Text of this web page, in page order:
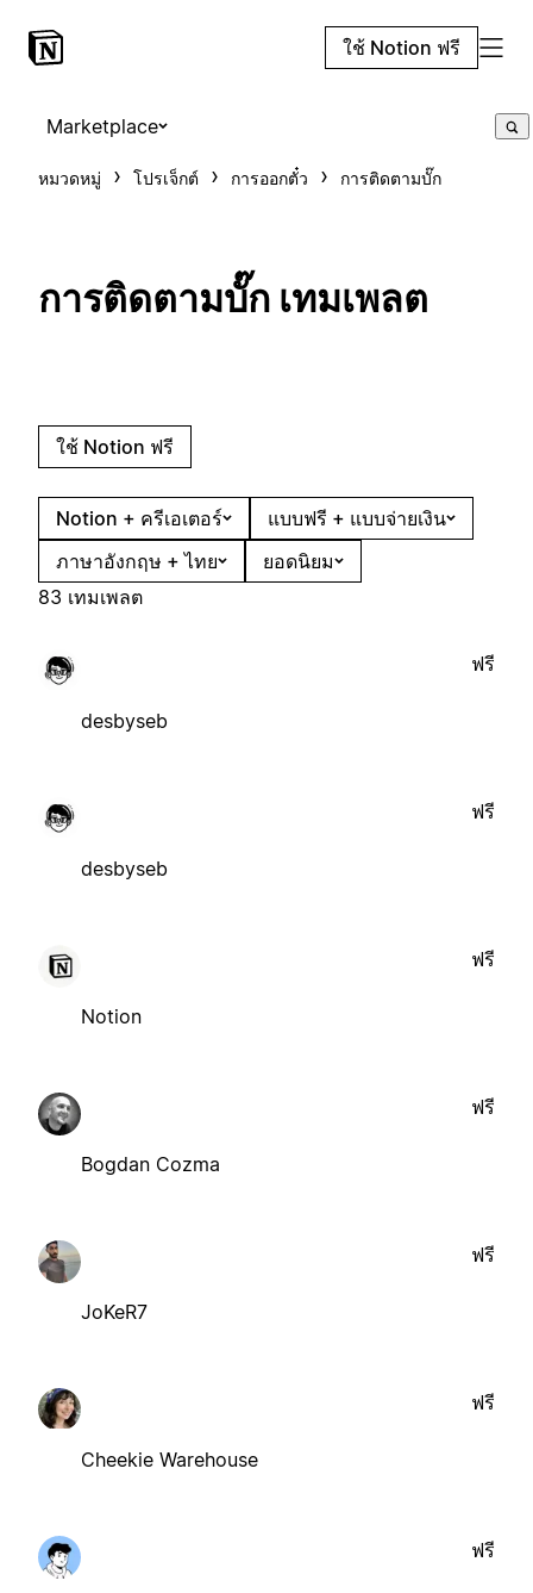
ใช้ Notion ฟรี
Marketplace
หมวดหมู่ โปรเจ็กต์ การออกตั๋ว การติดตามบั๊ก
การติดตามบั๊ก เทมเพลต
ใช้ Notion ฟรี
Notion + ครีเอเตอร์
แบบฟรี + แบบจ่ายเงิน
ภาษาอังกฤษ + ไทย
ยอดนิยม
83 เทมเพลต
desbyseb
ฟรี
desbyseb
ฟรี
Notion
ฟรี
Bogdan Cozma
ฟรี
JoKeR7
ฟรี
Cheekie Warehouse
ฟรี
ฟรี